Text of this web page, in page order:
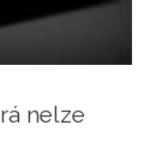
nelze